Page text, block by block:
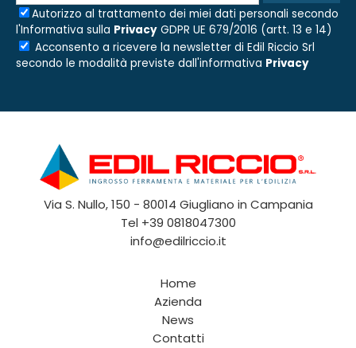
Autorizzo al trattamento dei miei dati personali secondo
l'Informativa sulla Privacy GDPR UE 679/2016 (artt. 13 e 14)
Acconsento a ricevere la newsletter di Edil Riccio Srl
secondo le modalità previste dall'informativa Privacy
Via S. Nullo, 150 - 80014 Giugliano in Campania
Tel +39 0818047300
info@edilriccio.it
Home
Azienda
News
Contatti